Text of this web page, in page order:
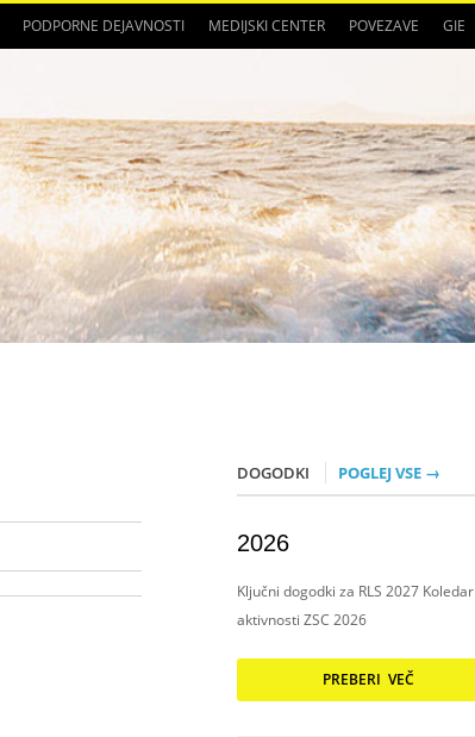
PODPORNE DEJAVNOSTI MEDIJSKI CENTER POVEZAVE GIE
DOGODKI POGLEJ VSE →
2026
Ključni dogodki za RLS 2027 Koledar
aktivnosti ZSC 2026
PREBERI VEČ